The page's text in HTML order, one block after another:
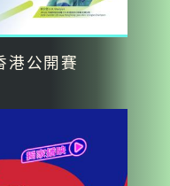
港公開賽